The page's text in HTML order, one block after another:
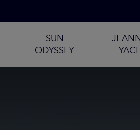
SUN
ODYSSEY